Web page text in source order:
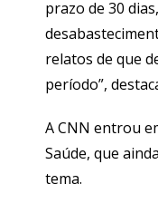
prazo de 30
relatos de que
período”,
A CNN entrou
Saúde, que
tema.